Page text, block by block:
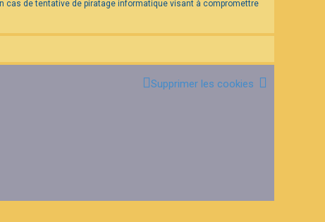
cas de tentative de piratage informatique visant à compromettre
Supprimer les cookies